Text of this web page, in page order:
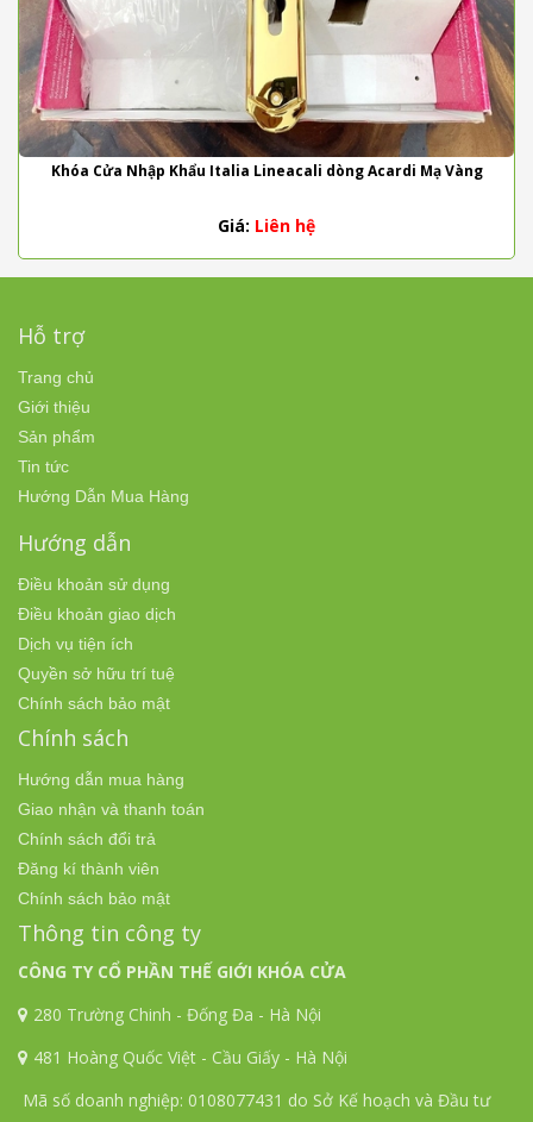
Khóa Cửa Nhập Khẩu Italia Lineacali dòng Acardi Mạ Vàng
Giá: Liên hệ
Hỗ trợ
Trang chủ
Giới thiệu
Sản phẩm
Tin tức
Hướng Dẫn Mua Hàng
Hướng dẫn
Điều khoản sử dụng
Điều khoản giao dịch
Dịch vụ tiện ích
Quyền sở hữu trí tuệ
Chính sách bảo mật
Chính sách
Hướng dẫn mua hàng
Giao nhận và thanh toán
Chính sách đổi trả
Đăng kí thành viên
Chính sách bảo mật
Thông tin công ty
CÔNG TY CỔ PHẦN THẾ GIỚI KHÓA CỬA
280 Trường Chinh - Đống Đa - Hà Nội
481 Hoàng Quốc Việt - Cầu Giấy - Hà Nội
Mã số doanh nghiệp: 0108077431 do Sở Kế hoạch và Đầu tư